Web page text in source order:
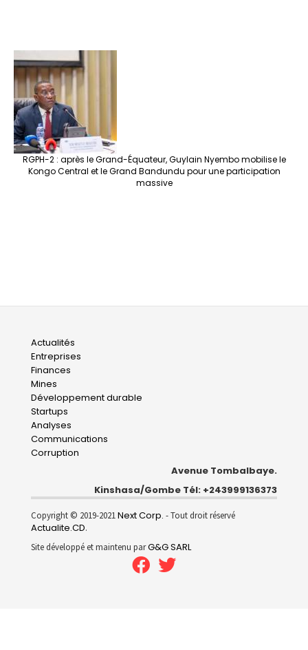
RGPH-2 : après le Grand-Équateur, Guylain Nyembo mobilise le
Kongo Central et le Grand Bandundu pour une participation
massive
Main
navigation
Actualités
Entreprises
Finances
Mines
Développement durable
Startups
Analyses
Communications
Corruption
Avenue Tombalbaye.
Kinshasa/Gombe Tél: +243999136373
Copyright © 2019-2021Next Corp. - Tout droit réservé
Actualite.CD.
Site développé et maintenu parG&G SARL